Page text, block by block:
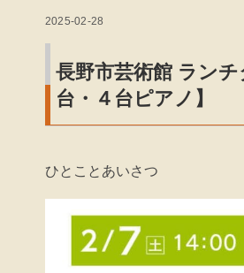
2025-02-28
長野市芸術館 ラン
台・４台ピアノ】
ひとことあいさつ